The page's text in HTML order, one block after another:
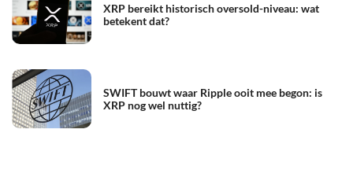
XRP bereikt historisch oversold-niveau: wat
betekent dat?
SWIFT bouwt waar Ripple ooit mee begon: is
XRP nog wel nuttig?